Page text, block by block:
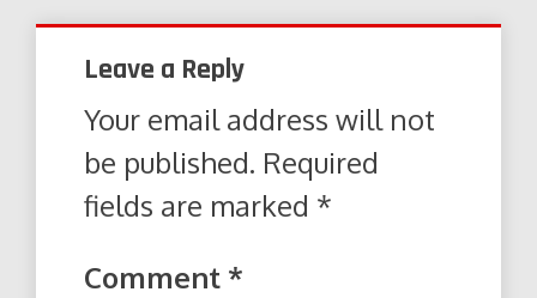
Leave a Reply
Your email address will not
be published. Required
fields are marked *
Comment *